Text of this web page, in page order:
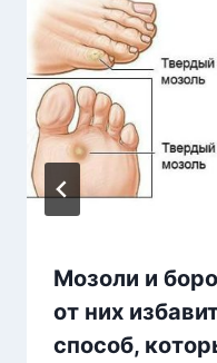
Мозоли и
от них
способ,